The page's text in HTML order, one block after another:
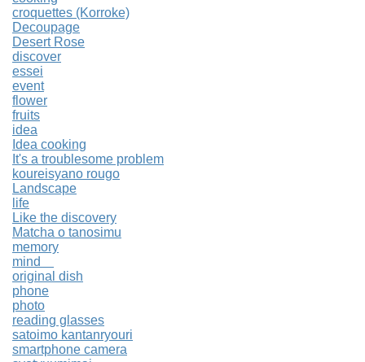
croquettes (Korroke)
Decoupage
Desert Rose
discover
essei
event
flower
fruits
idea
Idea cooking
It's a troublesome problem
koureisyano rougo
Landscape
life
Like the discovery
Matcha o tanosimu
memory
mind
original dish
phone
photo
reading glasses
satoimo kantanryouri
smartphone camera